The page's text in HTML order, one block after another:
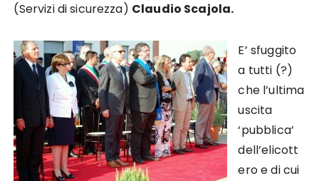
(Servizi di sicurezza) Claudio Scajola.
E’ sfuggito
a tutti (?)
che l’ultima
uscita
‘pubblica’
dell’elicott
ero e di cui